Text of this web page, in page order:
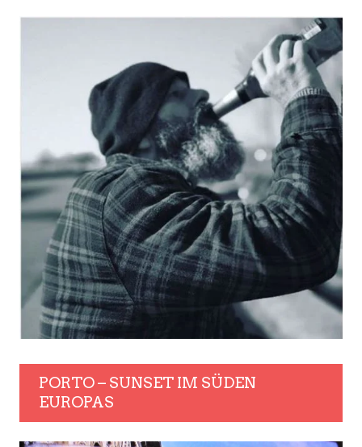
PORTO – SUNSET IM SÜDEN
EUROPAS